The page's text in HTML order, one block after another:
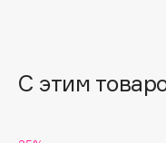
Beautyblades
НОВИНКА
С этим